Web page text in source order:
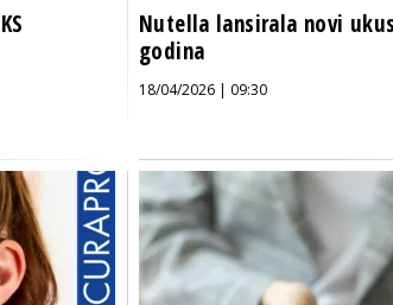
Nutella lansirala novi
godina
18/04/2026 | 09:30